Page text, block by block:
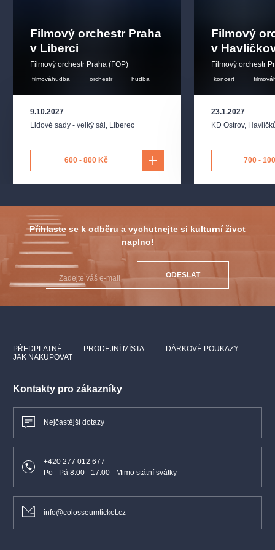
Filmový orchestr Praha
v Liberci
Filmový orchestr Praha (FOP)
filmováhudba orchestr hudba
9.10.2027
Lidové sady - velký sál, Liberec
600 - 800 Kč
Filmový
v
Filmový orchestr
koncert
23.1.2027
KD Ostrov,
700 -
Přihlaste se k odběru a vychutnejte si kulturní život
naplno!
ODESLAT
Kontakty pro zákazníky
Nejčastější dotazy
+420 277 012 677
Po - Pá 8:00 - 17:00 - Mimo státní svátky
info@colosseumticket.cz
PŘEDPLATNÉ PRODEJNÍ MÍSTA
DÁRKOVÉ POUKAZY
JAK NAKUPOVAT